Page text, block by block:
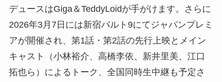
デュースはGiga＆TeddyLoidが手がけます。さらに
2026年3月7日には新宿バルト9にてジャパンプレミ
アが開催され、第1話・第2話の先行上映とメイン
キャスト（小林裕介、高橋李依、新井里美、江口
拓也ら）によるトーク、全国同時生中継も予定さ